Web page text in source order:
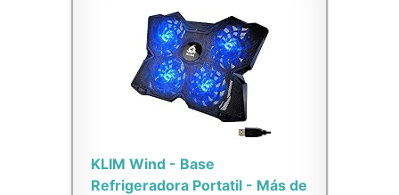
KLIM Wind - Base
Refrigeradora Portatil - Más de